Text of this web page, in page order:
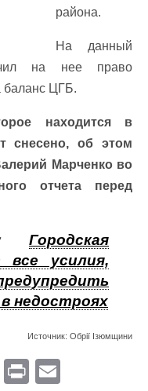
района.
На данный
на нее право
баланс ЦГБ.
находится в
снесено, об этом
Марченко во
отчета перед
Городская
все усилия,
недостроях
Источник: Обрії Ізюмщини
S Pr